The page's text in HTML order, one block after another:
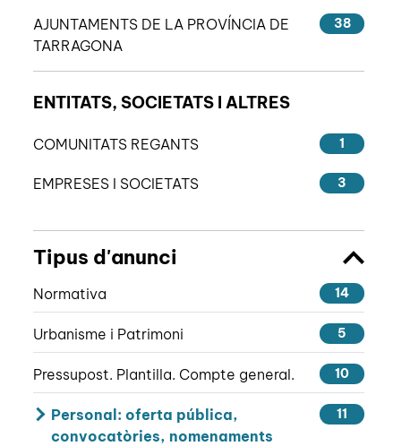
AJUNTAMENTS DE LA PROVÍNCIA DE
TARRAGONA
38
ENTITATS, SOCIETATS I ALTRES
COMUNITATS REGANTS 1
EMPRESES I SOCIETATS 3
Tipus d'anunci
Normativa 14
Urbanisme i Patrimoni 5
Pressupost. Plantilla. Compte general. 10
Personal: oferta pública,
convocatòries, nomenaments
11